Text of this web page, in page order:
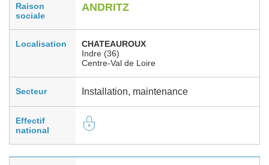
Raison
sociale
ANDRITZ
Localisation
CHATEAUROUX
Indre (36)
Centre-Val de Loire
Secteur Installation, maintenance
Effectif
national